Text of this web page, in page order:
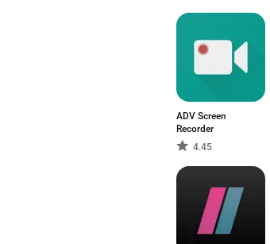
ADV Screen
Recorder
4.45